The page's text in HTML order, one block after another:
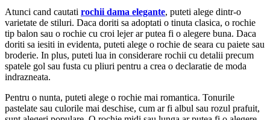
Atunci cand cautati rochii dama elegante, puteti alege dintr-o
varietate de stiluri. Daca doriti sa adoptati o tinuta clasica, o rochie
tip balon sau o rochie cu croi lejer ar putea fi o alegere buna. Daca
doriti sa iesiti in evidenta, puteti alege o rochie de seara cu paiete sau
broderie. In plus, puteti lua in considerare rochii cu detalii precum
spatele gol sau fusta cu pliuri pentru a crea o declaratie de moda
indrazneata.
Pentru o nunta, puteti alege o rochie mai romantica. Tonurile
pastelate sau culorile mai deschise, cum ar fi albul sau rozul prafuit,